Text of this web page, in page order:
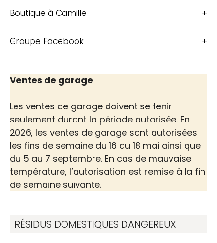
Boutique à Camille
Groupe Facebook
Ventes de garage
Les ventes de garage doivent se tenir
seulement durant la période autorisée. En
2026, les ventes de garage sont autorisées
les fins de semaine du 16 au 18 mai ainsi que
du 5 au 7 septembre. En cas de mauvaise
température, l’autorisation est remise à la fin
de semaine suivante.
RÉSIDUS DOMESTIQUES DANGEREUX